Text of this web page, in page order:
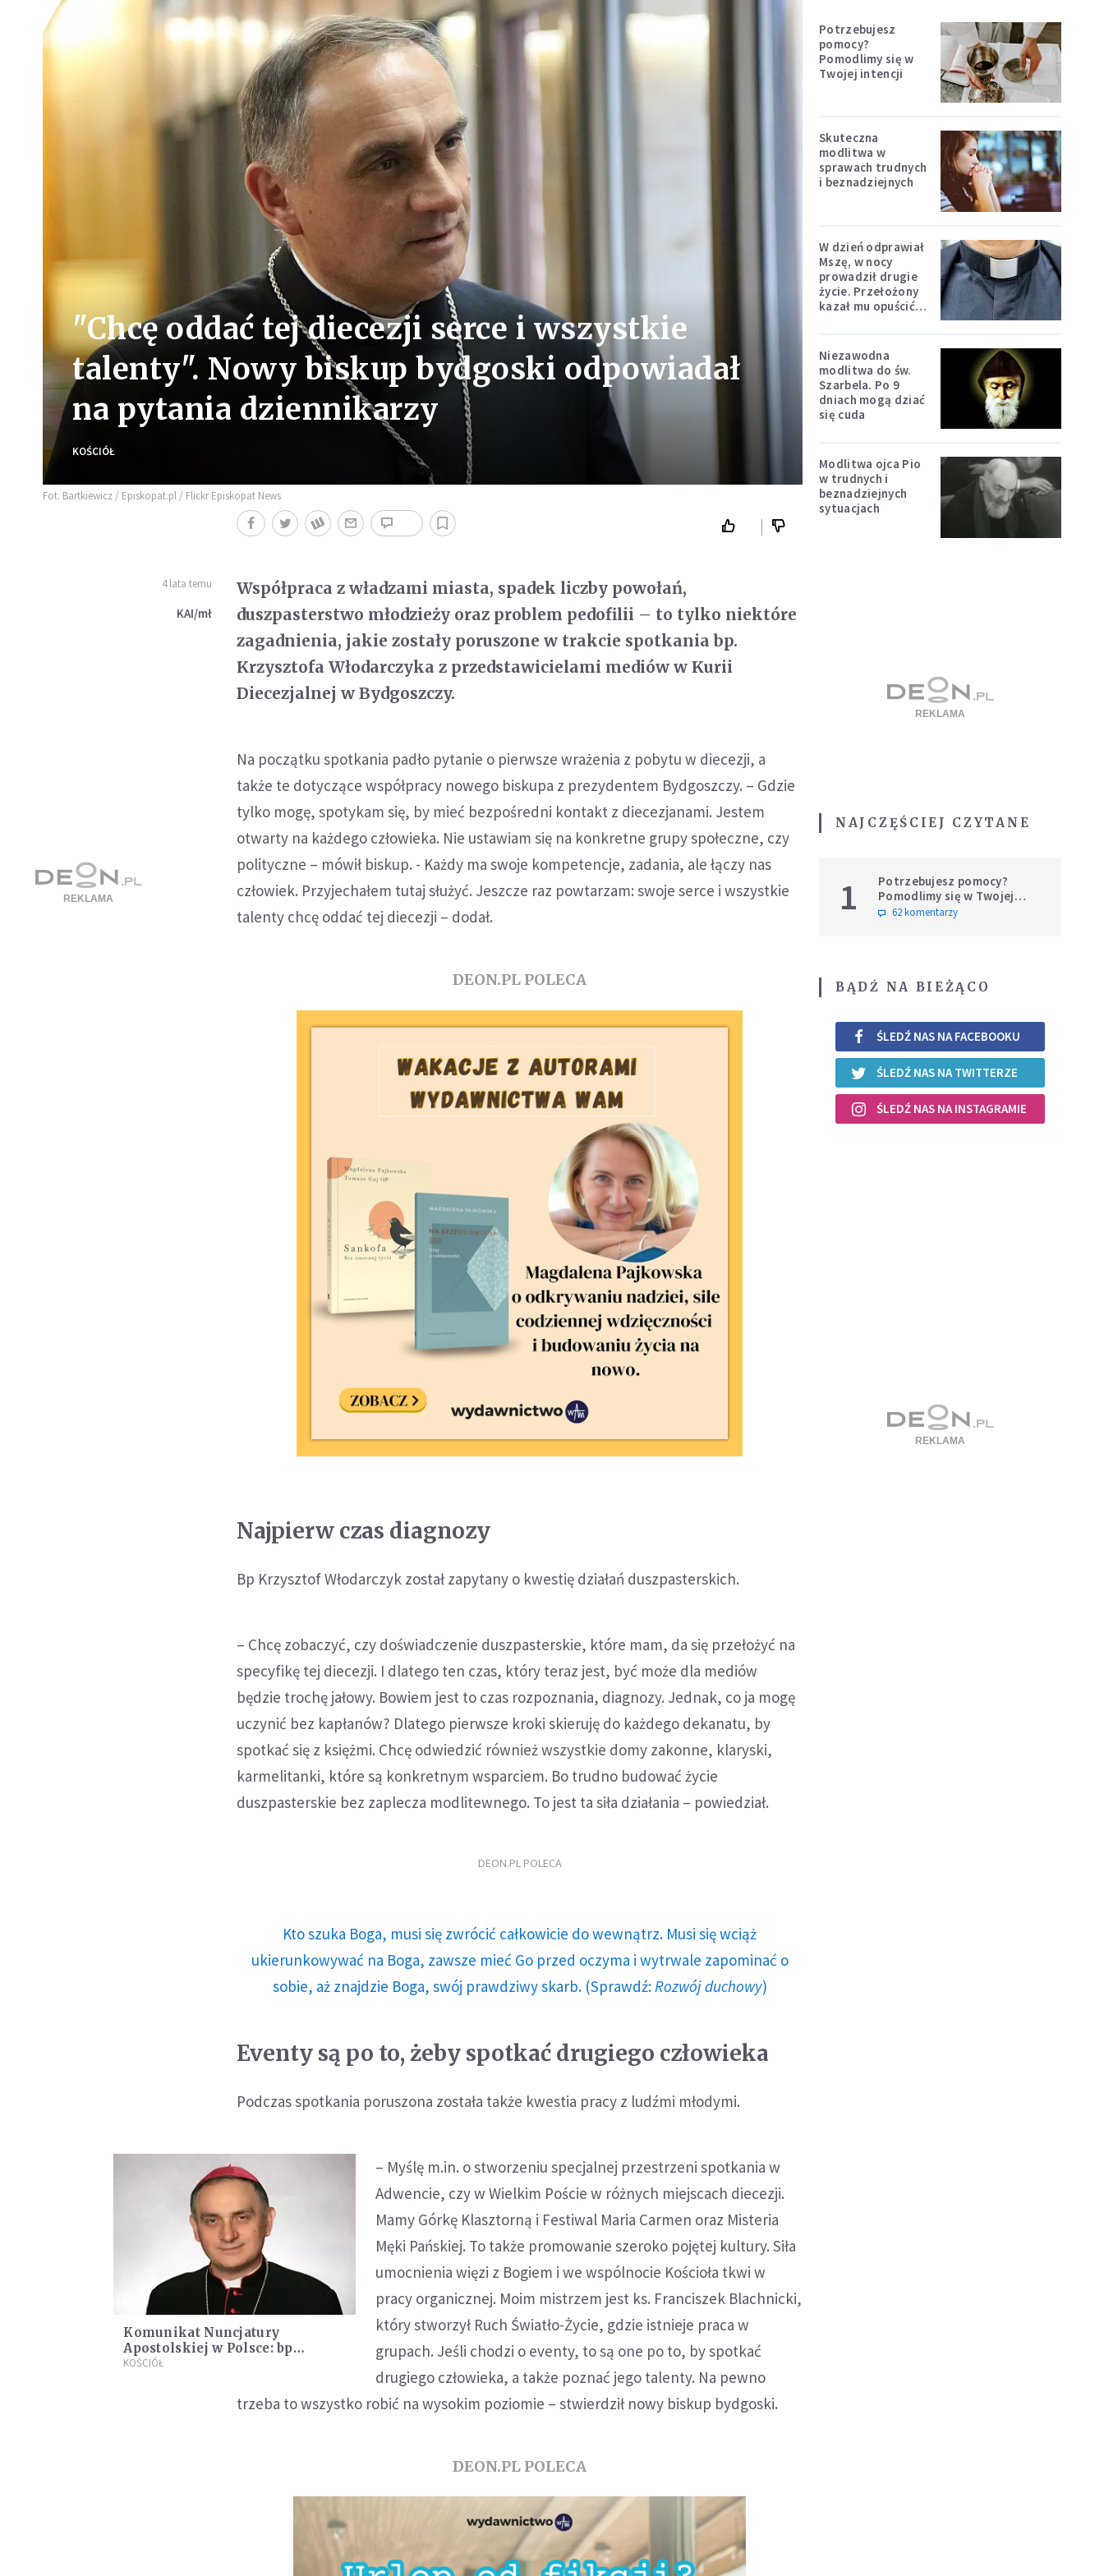
"Chcę oddać tej diecezji serce i wszystkie
talenty". Nowy biskup bydgoski odpowiadał
na pytania dziennikarzy
KOŚCIÓŁ
Fot. Bartkiewicz / Episkopat.pl / Flickr Episkopat News
4 lata temu
KAI/mł
Współpraca z władzami miasta, spadek liczby powołań,
duszpasterstwo młodzieży oraz problem pedofilii – to tylko niektóre
zagadnienia, jakie zostały poruszone w trakcie spotkania bp.
Krzysztofa Włodarczyka z przedstawicielami mediów w Kurii
Diecezjalnej w Bydgoszczy.
Na początku spotkania padło pytanie o pierwsze wrażenia z pobytu w diecezji, a
także te dotyczące współpracy nowego biskupa z prezydentem Bydgoszczy. – Gdzie
tylko mogę, spotykam się, by mieć bezpośredni kontakt z diecezjanami. Jestem
otwarty na każdego człowieka. Nie ustawiam się na konkretne grupy społeczne, czy
polityczne – mówił biskup. - Każdy ma swoje kompetencje, zadania, ale łączy nas
człowiek. Przyjechałem tutaj służyć. Jeszcze raz powtarzam: swoje serce i wszystkie
talenty chcę oddać tej diecezji – dodał.
DEON.PL POLECA
Najpierw czas diagnozy
Bp Krzysztof Włodarczyk został zapytany o kwestię działań duszpasterskich.
– Chcę zobaczyć, czy doświadczenie duszpasterskie, które mam, da się przełożyć na
specyfikę tej diecezji. I dlatego ten czas, który teraz jest, być może dla mediów
będzie trochę jałowy. Bowiem jest to czas rozpoznania, diagnozy. Jednak, co ja mogę
uczynić bez kapłanów? Dlatego pierwsze kroki skieruję do każdego dekanatu, by
spotkać się z księżmi. Chcę odwiedzić również wszystkie domy zakonne, klaryski,
karmelitanki, które są konkretnym wsparciem. Bo trudno budować życie
duszpasterskie bez zaplecza modlitewnego. To jest ta siła działania – powiedział.
DEON.PL POLECA
Kto szuka Boga, musi się zwrócić całkowicie do wewnątrz. Musi się wciąż
ukierunkowywać na Boga, zawsze mieć Go przed oczyma i wytrwale zapominać o
sobie, aż znajdzie Boga, swój prawdziwy skarb. (Sprawdź: Rozwój duchowy)
Eventy są po to, żeby spotkać drugiego człowieka
Podczas spotkania poruszona została także kwestia pracy z ludźmi młodymi.
Komunikat Nuncjatury
Apostolskiej w Polsce: bp
Krzysztof Włodarczyk nowym
KOŚCIÓŁ
– Myślę m.in. o stworzeniu specjalnej przestrzeni spotkania w
Adwencie, czy w Wielkim Poście w różnych miejscach diecezji.
Mamy Górkę Klasztorną i Festiwal Maria Carmen oraz Misteria
Męki Pańskiej. To także promowanie szeroko pojętej kultury. Siła
umocnienia więzi z Bogiem i we wspólnocie Kościoła tkwi w
pracy organicznej. Moim mistrzem jest ks. Franciszek Blachnicki,
który stworzył Ruch Światło-Życie, gdzie istnieje praca w
grupach. Jeśli chodzi o eventy, to są one po to, by spotkać
drugiego człowieka, a także poznać jego talenty. Na pewno
trzeba to wszystko robić na wysokim poziomie – stwierdził nowy biskup bydgoski.
DEON.PL POLECA
Potrzebujesz
pomocy?
Pomodlimy się w
Twojej intencji
Skuteczna
modlitwa w
sprawach trudnych
i beznadziejnych
W dzień odprawiał
Mszę, w nocy
prowadził drugie
życie. Przełożony
kazał mu opuścić
Niezawodna
modlitwa do św.
Szarbela. Po 9
dniach mogą dziać
się cuda
Modlitwa ojca Pio
w trudnych i
beznadziejnych
sytuacjach
NAJCZĘŚCIEJ CZYTANE
1
Potrzebujesz pomocy?
Pomodlimy się w Twojej
intencji
62 komentarzy
BĄDŹ NA BIEŻĄCO
ŚLEDŹ NAS NA FACEBOOKU
ŚLEDŹ NAS NA TWITTERZE
ŚLEDŹ NAS NA INSTAGRAMIE